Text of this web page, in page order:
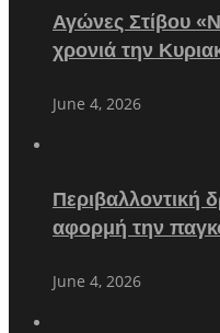
Αγώνες Στίβου
χρονιά την
June 4, 2026
Περιβαλλοντική
αφορμή την
June 4, 2026